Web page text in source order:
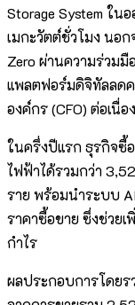
Storage System ใน
เมกะวัตต์ชั่วโมง นอ
Zero ผ่านความร่วม
แพลตฟอร์มดิจิทัลลด
องค์กร (CFO) ต่อเนื่
ในครึ่งปีแรก ธุรกิจซื้
ไฟฟ้าได้รวมกว่า
ราย พร้อมนำระบบ
ราคาซื้อขาย ซึ่งช่วย
กำไร
ผลประกอบการโดย